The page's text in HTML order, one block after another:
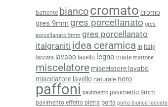
battente biancocromato cromo
gres 9mm gres porcellanato gres
porcellanato 9mm gres porcellanato
italgraniti idea ceramica in italy
laccata lavabo lavello legno made marrone
miscelatore miscelatore lavabo
miscelatore lavello naturale nero
paffoni pavimento pavimento 9mm
pavimento effetto pietra porta porta bianca laccata